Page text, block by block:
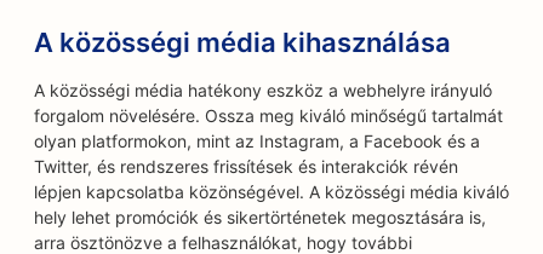
A közösségi média kihasználása
A közösségi média hatékony eszköz a webhelyre irányuló
forgalom növelésére. Ossza meg kiváló minőségű tartalmát
olyan platformokon, mint az Instagram, a Facebook és a
Twitter, és rendszeres frissítések és interakciók révén
lépjen kapcsolatba közönségével. A közösségi média kiváló
hely lehet promóciók és sikertörténetek megosztására is,
arra ösztönözve a felhasználókat, hogy további